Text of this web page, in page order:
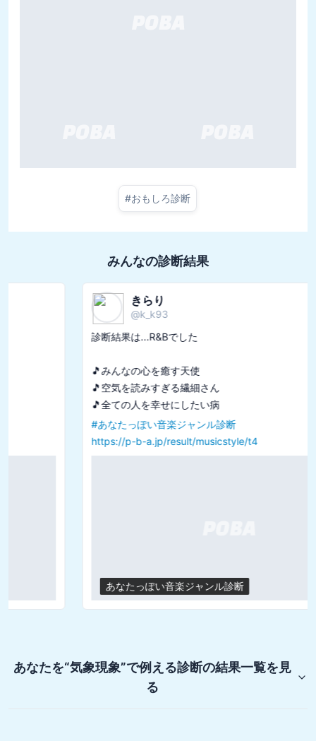
#おもしろ診断
みんなの診断結果
きらり
k_k93
診断結果は...R&Bでした
🎵みんなの心を癒す天使
🎵空気を読みすぎる繊細さん
🎵全ての人を幸せにしたい病
あなたっぽい音楽ジャンル診断
https://p-b-a.jp/result/musicstyle/t4
あなたっぽい音楽ジャンル診断
あなたを“気象現象”で例える診断の結果一覧を見
る